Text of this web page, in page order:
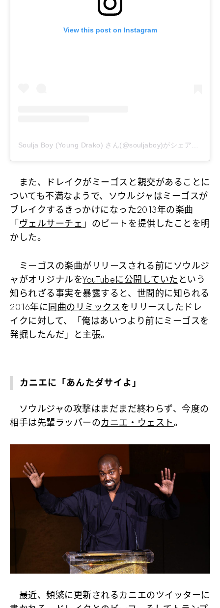
View this post on Instagram
また、ドレイクがミーゴスと親交があることに
ついても不満なようで、ソウルジャはミーゴスが
ブレイクするきっかけになった2013年の楽曲
「ヴェルサーチェ」のビートを提供したことを明
かした。
ミーゴスの楽曲がリリースされる前にソウルジ
ャがオリジナルをYouTubeに公開していたという
知られざる事実を暴露すると、世間的に知られる
2016年に同曲のリミックスをリリースしたドレ
イクに対して、
「俺はあいつより前にミーゴスを
発掘したんだ」 と主張。
カニエに「あんたダサイよ」
ソウルジャの攻撃はまだまだ終わらず、今度の
相手は先輩ラッパーのカニエ・ウェスト。
最近、頻繁に更新されるカニエのツイッターに